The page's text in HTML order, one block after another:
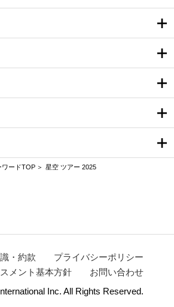
ワードTOP 星空 ツアー 2025
・約款
プライバシーポリシー
メント基本方針
お問い合わせ
Inc. All Rights Reserved.